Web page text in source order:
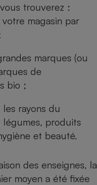
trouverez :
magasin par
marques (ou
de
bio ;
rayons du
légumes, produits
et beauté.
des enseignes, la
moyen a été fixée